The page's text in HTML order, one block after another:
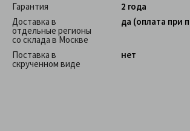
Гарантия
2 года
Доставка в
отдельные регионы
со склада в Москве
да (оплата при
Поставка в
скрученном виде
нет